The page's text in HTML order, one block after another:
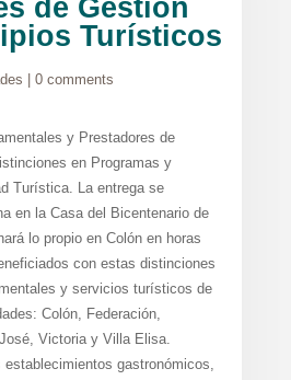
de Gestión
Turísticos
0 comments
y Prestadores de
en Programas y
Turística. La entrega se
en la Casa del Bicentenario de
lo propio en Colón en horas
con estas distinciones
y servicios turísticos de
Colón, Federación,
Victoria y Villa Elisa.
establecimientos gastronómicos,